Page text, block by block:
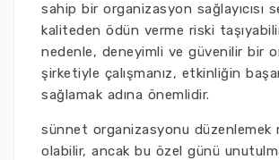
sahip bir organizasyon sağlayıcısı
kaliteden ödün verme riski
nedenle, deneyimli ve güvenilir bir
şirketiyle çalışmanız, etkinliğin
sağlamak adına önemlidir.
sünnet organizasyonu düzenlemek
olabilir, ancak bu özel günü